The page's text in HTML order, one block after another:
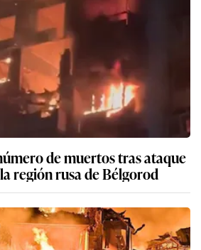
de muertos tras ataque
región rusa de Bélgorod